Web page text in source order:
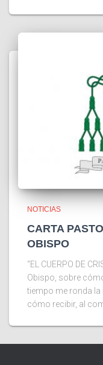
NOTICIAS
CARTA
OBISPO
“EL CUERPO DE
Obispo, sobre
tiempo me ronda la
cómo recibir, al